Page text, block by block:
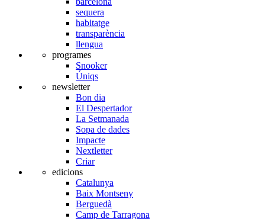
sequera
habitatge
transparència
llengua
programes
Snooker
Úniqs
newsletter
Bon dia
El Despertador
La Setmanada
Sopa de dades
Impacte
Nextletter
Criar
edicions
Catalunya
Baix Montseny
Berguedà
Camp de Tarragona